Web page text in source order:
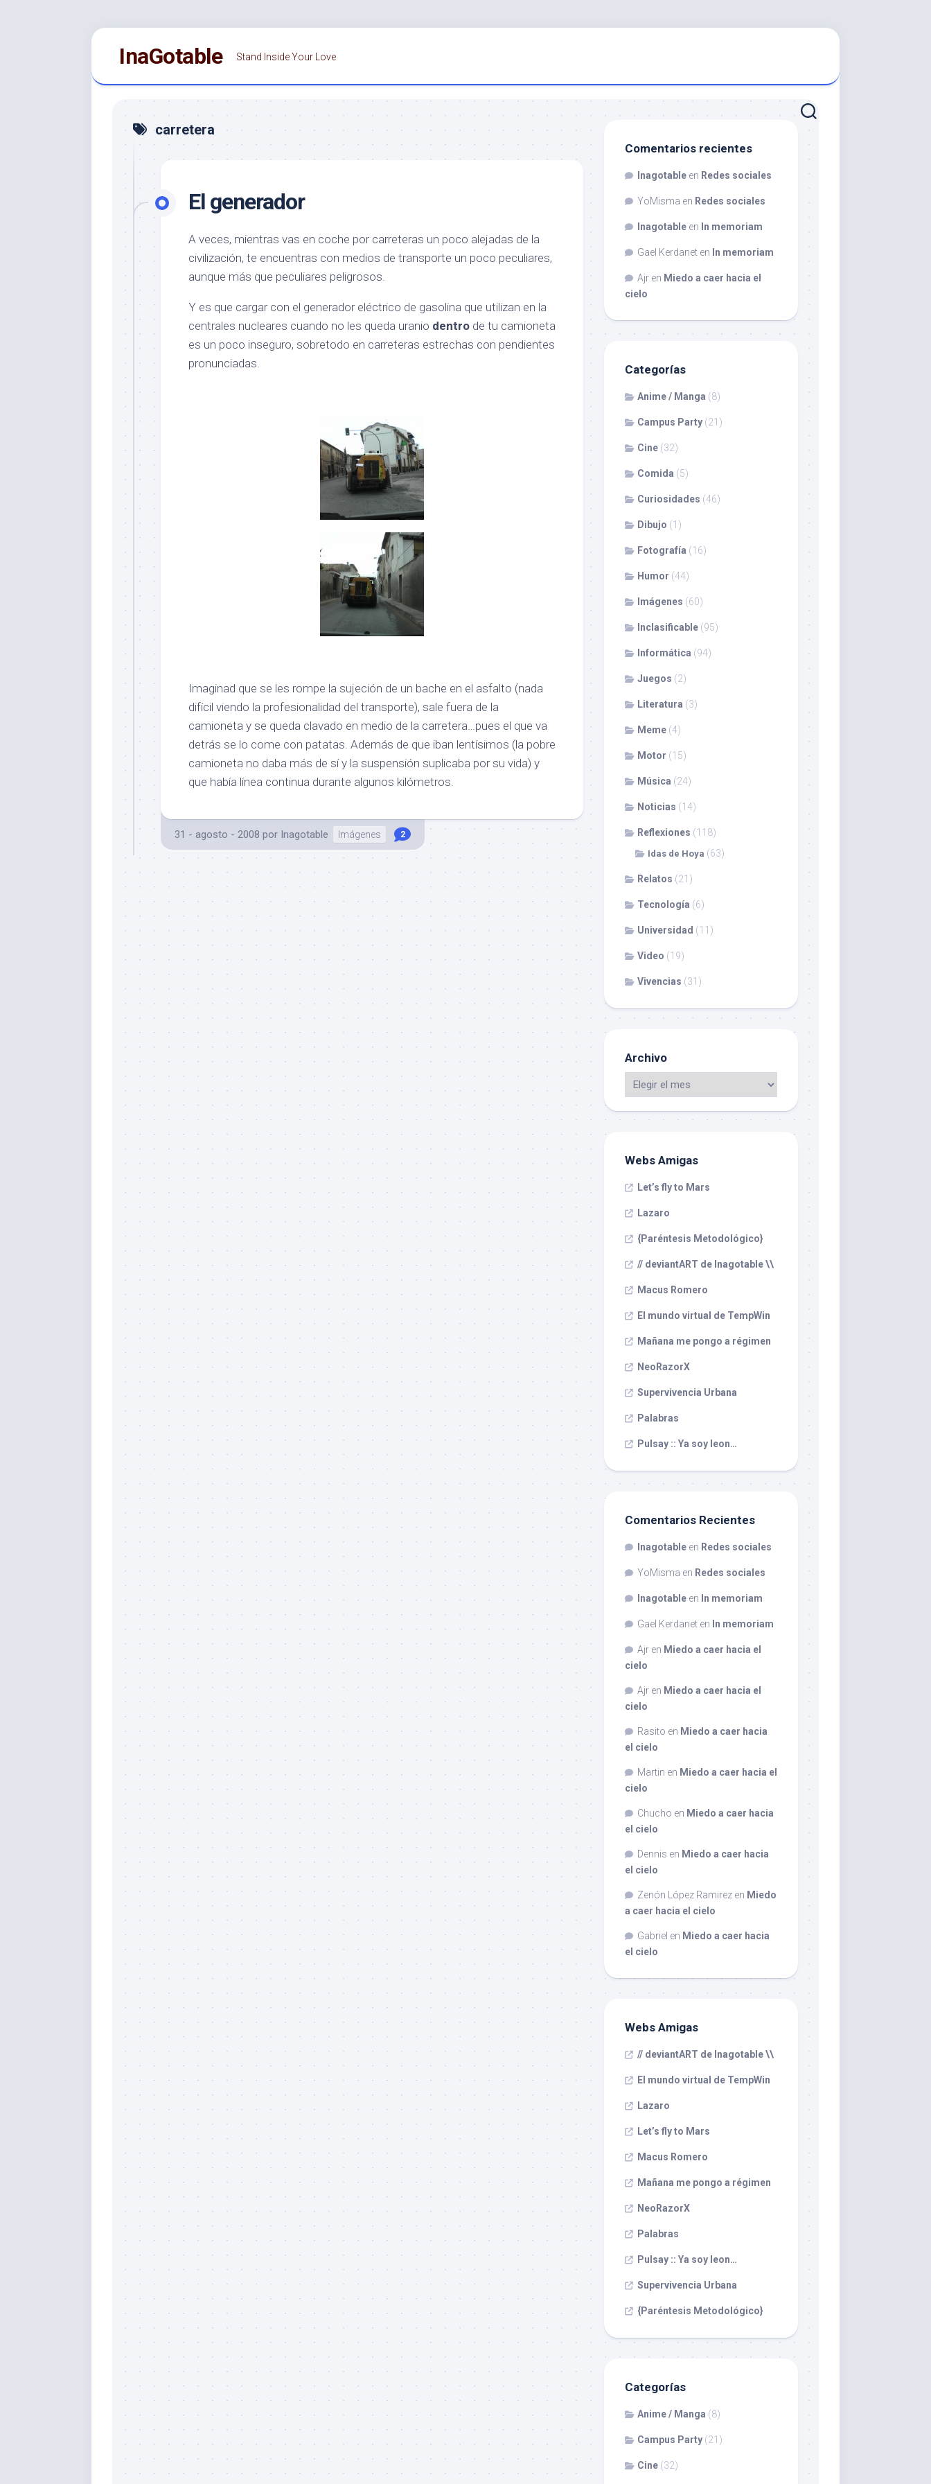
InaGotable Stand Inside Your Love
carretera
El generador
A veces, mientras vas en coche por carreteras un poco alejadas de la
civilización, te encuentras con medios de transporte un poco peculiares,
aunque más que peculiares peligrosos.
Y es que cargar con el generador eléctrico de gasolina que utilizan en la
centrales nucleares cuando no les queda uranio dentro de tu camioneta
es un poco inseguro, sobretodo en carreteras estrechas con pendientes
pronunciadas.
Imaginad que se les rompe la sujeción de un bache en el asfalto (nada
difícil viendo la profesionalidad del transporte), sale fuera de la
camioneta y se queda clavado en medio de la carretera…pues el que va
detrás se lo come con patatas. Además de que iban lentísimos (la pobre
camioneta no daba más de sí y la suspensión suplicaba por su vida) y
que había línea continua durante algunos kilómetros.
31 - agosto - 2008 por Inagotable Imágenes 2
Comentarios recientes
Inagotable en Redes sociales
YoMisma en Redes sociales
Inagotable en In memoriam
Gael Kerdanet en In memoriam
Ajr en Miedo a caer hacia el
cielo
Categorías
Anime / Manga (8)
Campus Party (21)
Cine (32)
Comida (5)
Curiosidades (46)
Dibujo (1)
Fotografía (16)
Humor (44)
Imágenes (60)
Inclasificable (95)
Informática (94)
Juegos (2)
Literatura (3)
Meme (4)
Motor (15)
Música (24)
Noticias (14)
Reflexiones (118)
Idas de Hoya (63)
Relatos (21)
Tecnología (6)
Universidad (11)
Video (19)
Vivencias (31)
Archivo
Webs Amigas
Let’s fly to Mars
Lazaro
{Paréntesis Metodológico}
// deviantART de Inagotable \\
Macus Romero
El mundo virtual de TempWin
Mañana me pongo a régimen
NeoRazorX
Supervivencia Urbana
Palabras
Pulsay :: Ya soy leon…
Comentarios Recientes
Inagotable en Redes sociales
YoMisma en Redes sociales
Inagotable en In memoriam
Gael Kerdanet en In memoriam
Ajr en Miedo a caer hacia el
cielo
Ajr en Miedo a caer hacia el
cielo
Rasito en Miedo a caer hacia
el cielo
Martin en Miedo a caer hacia el
cielo
Chucho en Miedo a caer hacia
el cielo
Dennis en Miedo a caer hacia
el cielo
Zenón López Ramirez en Miedo
a caer hacia el cielo
Gabriel en Miedo a caer hacia
el cielo
Webs Amigas
// deviantART de Inagotable \\
El mundo virtual de TempWin
Lazaro
Let’s fly to Mars
Macus Romero
Mañana me pongo a régimen
NeoRazorX
Palabras
Pulsay :: Ya soy leon…
Supervivencia Urbana
{Paréntesis Metodológico}
Categorías
Anime / Manga (8)
Campus Party (21)
Cine (32)